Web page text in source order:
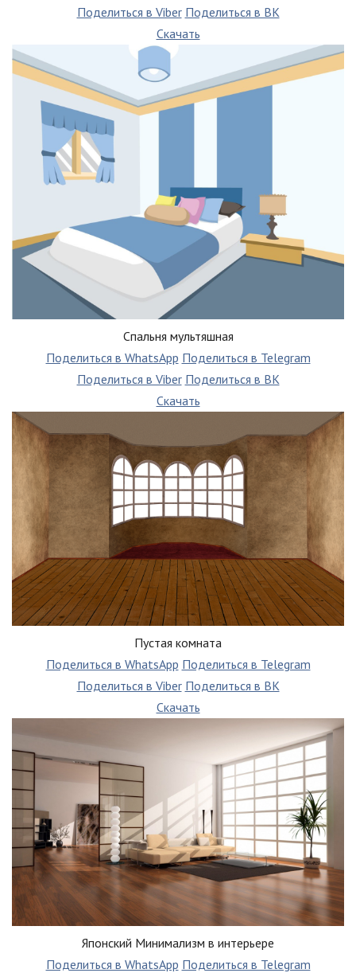
Поделиться в Viber Поделиться в ВК
Скачать
Спальня мультяшная
Поделиться в WhatsApp Поделиться в Telegram
Поделиться в Viber Поделиться в ВК
Скачать
Пустая комната
Поделиться в WhatsApp Поделиться в Telegram
Поделиться в Viber Поделиться в ВК
Скачать
Японский Минимализм в интерьере
Поделиться в WhatsApp Поделиться в Telegram